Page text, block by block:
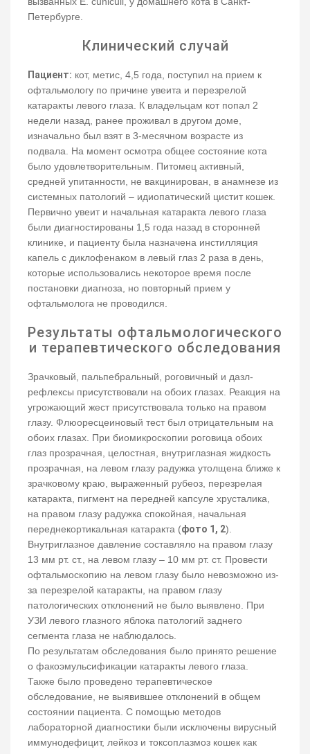
Петербурге.
Клинический случай
Пациент: кот, метис, 4,5 года, поступил на прием к
офтальмологу по причине увеита и перезрелой
катаракты левого глаза. К владельцам кот попал 2
недели назад, ранее проживал в другом доме,
изначально был взят в 3-месячном возрасте из
подвала. На момент осмотра общее состояние кота
было удовлетворительным. Питомец активный,
средней упитанности, не вакцинирован, в анамнезе из
системных патологий – идиопатический цистит кошек.
Первично увеит и начальная катаракта левого глаза
были диагностированы 1,5 года назад в сторонней
клинике, и пациенту была назначена инстилляция
капель с диклофенаком в левый глаз 2 раза в день,
которые использовались некоторое время после
постановки диагноза, но повторный прием у
офтальмолога не проводился.
Результаты офтальмологического
и терапевтического обследования
Зрачковый, пальпебральный, роговичный и дазл-
рефлексы присутствовали на обоих глазах. Реакция на
угрожающий жест присутствовала только на правом
глазу. Флюоресцеиновый тест был отрицательным на
обоих глазах. При биомикроскопии роговица обоих
глаз прозрачная, целостная, внутриглазная жидкость
прозрачная, на левом глазу радужка утолщена ближе к
зрачковому краю, выраженный рубеоз, перезрелая
катаракта, пигмент на передней капсуле хрусталика,
на правом глазу радужка спокойная, начальная
переднекортикальная катаракта (фото 1, 2).
Внутриглазное давление составляло на правом глазу
13 мм рт. ст., на левом глазу – 10 мм рт. ст. Провести
офтальмоскопию на левом глазу было невозможно из-
за перезрелой катаракты, на правом глазу
патологических отклонений не было выявлено. При
УЗИ левого глазного яблока патологий заднего
сегмента глаза не наблюдалось.
По результатам обследования было принято решение
о факоэмульсификации катаракты левого глаза.
Также было проведено терапевтическое
обследование, не выявившее отклонений в общем
состоянии пациента. С помощью методов
лабораторной диагностики были исключены вирусный
иммунодефицит, лейкоз и токсоплазмоз кошек как